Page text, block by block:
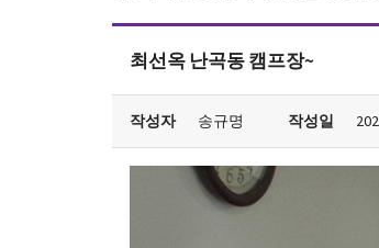
최선옥 난곡동 캠프장~
작성자 송규명 작성일